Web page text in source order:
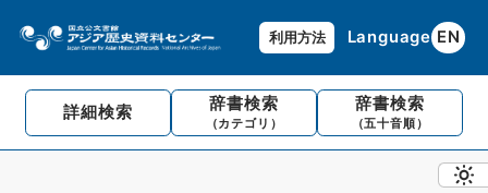
利用方法 Language EN
詳細検索 辞書検索
（カテゴリ）
辞書検索
（五十音順）